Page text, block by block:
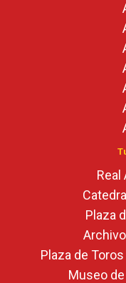
Real
Plaza
Plaza de
Museo